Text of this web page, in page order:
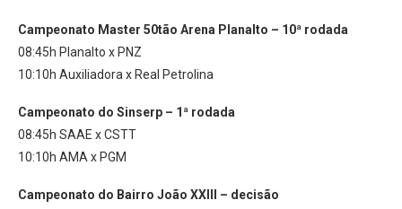
Campeonato Master 50tão Arena Planalto – 10ª rodada
08:45h Planalto x PNZ
10:10h Auxiliadora x Real Petrolina
Campeonato do Sinserp – 1ª rodada
08:45h SAAE x CSTT
10:10h AMA x PGM
Campeonato do Bairro João XXIII – decisão